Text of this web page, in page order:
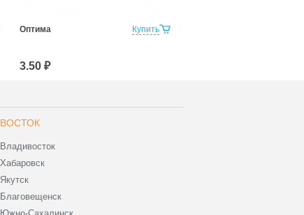
Купить
Оптима
3.50 ₽
ВОСТОК
Владивосток
Хабаровск
Якутск
Благовещенск